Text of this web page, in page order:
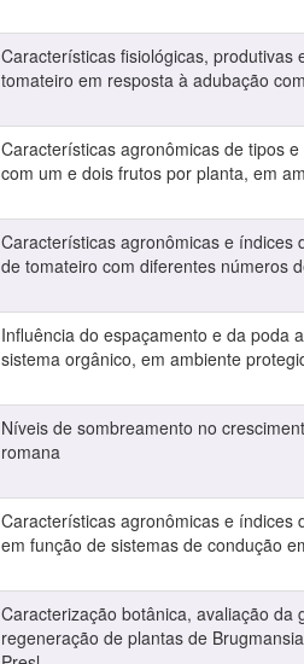
Características fisiológicas, produtivas
tomateiro em resposta à adubação
Características agronômicas de tipos
com um e dois frutos por planta, em
Características agronômicas e índices
de tomateiro com diferentes números
Influência do espaçamento e da poda
sistema orgânico, em ambiente
Níveis de sombreamento no
romana
Características agronômicas e índices
em função de sistemas de condução
Caracterização botânica, avaliação da
regeneração de plantas de